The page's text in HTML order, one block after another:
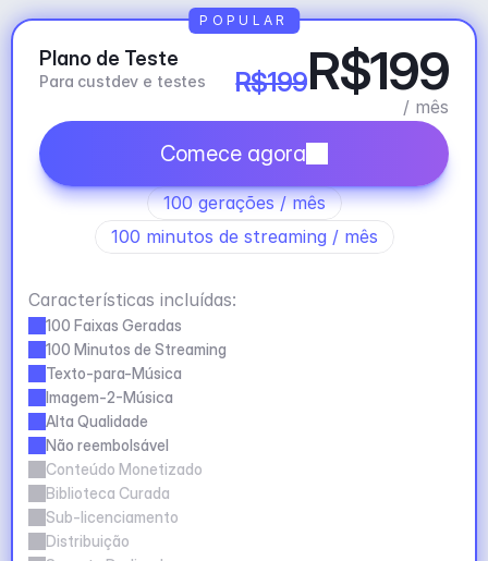
Plano de Teste
Para custdev e testes R$199R$199
/ mês
Comece agora
100 gerações / mês
100 minutos de streaming / mês
Características incluídas:
100 Faixas Geradas
100 Minutos de Streaming
Texto-para-Música
Imagem-2-Música
Alta Qualidade
Não reembolsável
Conteúdo Monetizado
Biblioteca Curada
Sub-licenciamento
Distribuição
POPULAR